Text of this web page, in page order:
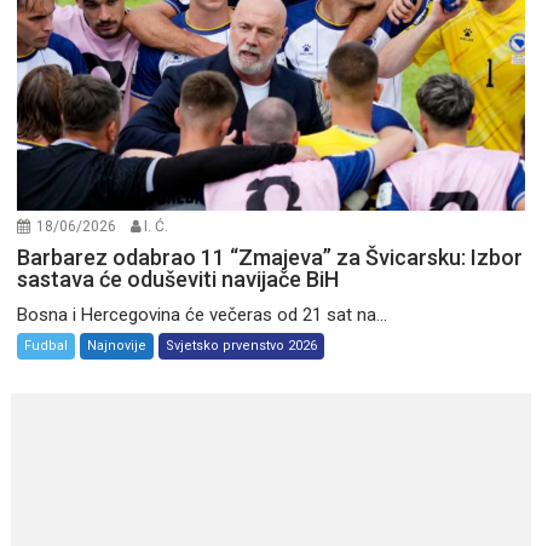
18/06/2026 I. Ć.
Barbarez odabrao 11 “Zmajeva” za Švicarsku: Izbor
sastava će oduševiti navijače BiH
Bosna i Hercegovina će večeras od 21 sat na...
Fudbal Najnovije Svjetsko prvenstvo 2026